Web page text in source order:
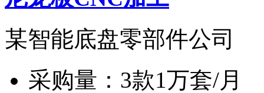
某智能底盘零部件公司
采购量： 3款1万套/月